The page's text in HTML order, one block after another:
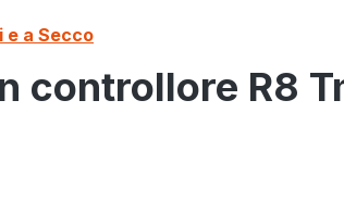
e a Secco
controllore R8